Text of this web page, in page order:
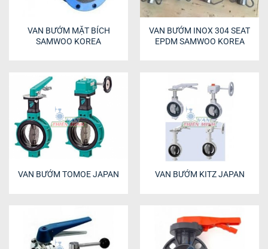
VAN BƯỚM MẶT BÍCH
SAMWOO KOREA
VAN BƯỚM INOX 304 SEAT
EPDM SAMWOO KOREA
VAN BƯỚM TOMOE JAPAN VAN BƯỚM KITZ JAPAN